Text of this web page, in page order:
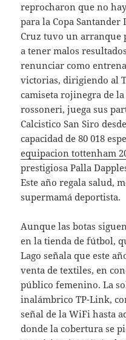
reprocharon que no
para la Copa Santander
Cruz tuvo un arranque
a tener malos
renunciar como
victorias, dirigiendo al
camiseta rojinegra de
rossoneri, juega sus
Calcistico San Siro
capacidad de 80 018
equipacion tottenham
prestigiosa Palla
Este año regala salud,
supermamá deportista.
Aunque las botas
en la tienda de fútbol,
Lago señala que este
venta de textiles, en
público femenino. La
inalámbrico TP-Link,
señal de la WiFi hasta
donde la cobertura se